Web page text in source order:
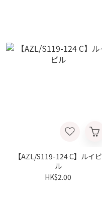
【AZL/S119-124 C】ルイビ
ル
HK$2.00